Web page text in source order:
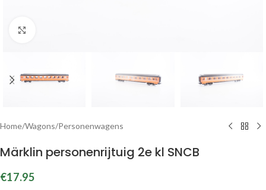
Home/Wagons/Personenwagens
Märklin personenrijtuig 2e kl SNCB
€17.95